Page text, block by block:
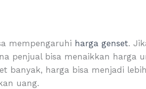
mempengaruhi harga genset.
penjual bisa menaikkan harga
banyak, harga bisa menjadi
uang.